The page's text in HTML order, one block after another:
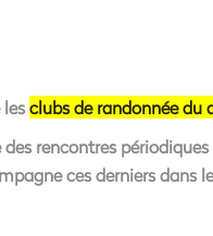
clubs de randonnée du
rencontres
ces derniers dans